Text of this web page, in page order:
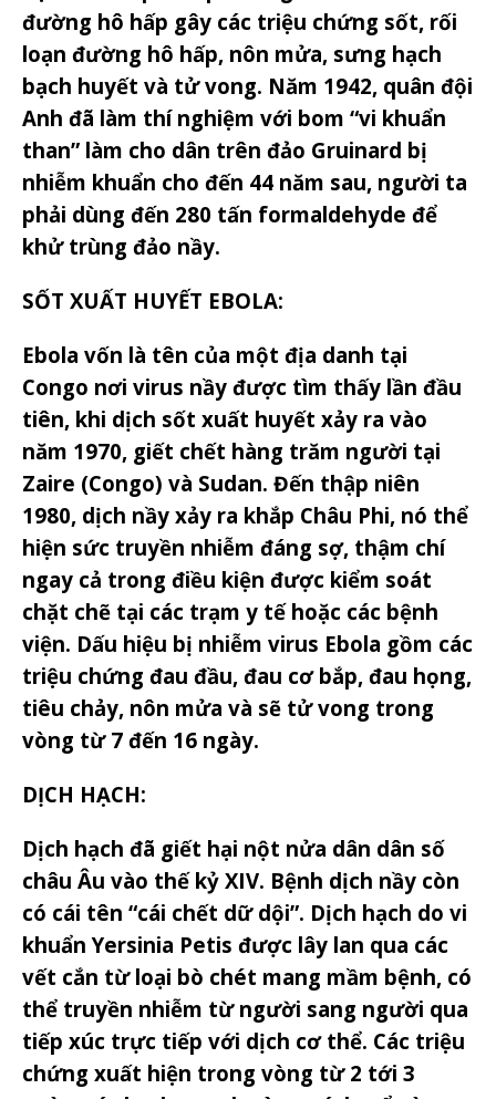
đường hô hấp gây các triệu chứng sốt, rối
loạn đường hô hấp, nôn mửa, sưng hạch
bạch huyết và tử vong. Năm 1942, quân đội
Anh đã làm thí nghiệm với bom “vi khuẩn
than” làm cho dân trên đảo Gruinard bị
nhiễm khuẩn cho đến 44 năm sau, người ta
phải dùng đến 280 tấn formaldehyde để
khử trùng đảo nầy.
SỐT XUẤT HUYẾT EBOLA:
Ebola vốn là tên của một địa danh tại
Congo nơi virus nầy được tìm thấy lần đầu
tiên, khi dịch sốt xuất huyết xảy ra vào
năm 1970, giết chết hàng trăm người tại
Zaire (Congo) và Sudan. Đến thập niên
1980, dịch nầy xảy ra khắp Châu Phi, nó thể
hiện sức truyền nhiễm đáng sợ, thậm chí
ngay cả trong điều kiện được kiểm soát
chặt chẽ tại các trạm y tế hoặc các bệnh
viện. Dấu hiệu bị nhiễm virus Ebola gồm các
triệu chứng đau đầu, đau cơ bắp, đau họng,
tiêu chảy, nôn mửa và sẽ tử vong trong
vòng từ 7 đến 16 ngày.
DỊCH HẠCH:
Dịch hạch đã giết hại nột nửa dân dân số
châu Âu vào thế kỷ XIV. Bệnh dịch nầy còn
có cái tên “cái chết dữ dội”. Dịch hạch do vi
khuẩn Yersinia Petis được lây lan qua các
vết cắn từ loại bò chét mang mầm bệnh, có
thể truyền nhiễm từ người sang người qua
tiếp xúc trực tiếp với dịch cơ thể. Các triệu
chứng xuất hiện trong vòng từ 2 tới 3